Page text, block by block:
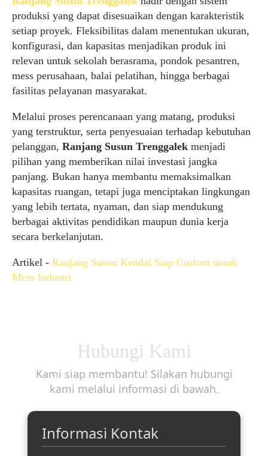
produksi yang dapat disesuaikan dengan karakteristik
setiap proyek. Fleksibilitas dalam menentukan ukuran,
konfigurasi, dan kapasitas menjadikan produk ini
relevan untuk sekolah berasrama, pondok pesantren,
mess perusahaan, balai pelatihan, hingga berbagai
fasilitas pelayanan masyarakat.
Melalui proses perencanaan yang matang, produksi
yang terstruktur, serta penyesuaian terhadap kebutuhan
pelanggan, Ranjang Susun Trenggalek menjadi
pilihan yang memberikan nilai investasi jangka
panjang. Bukan hanya membantu memaksimalkan
kapasitas ruangan, tetapi juga menciptakan lingkungan
yang lebih tertata, nyaman, dan siap mendukung
berbagai aktivitas pendidikan maupun dunia kerja
secara berkelanjutan.
Artikel - Ranjang Susun Kendal Siap Custom untuk
Mess Industri
Hubungi Kami
Kami siap membantu! Silakan hubungi
kami melalui informasi di bawah.
Informasi Kontak